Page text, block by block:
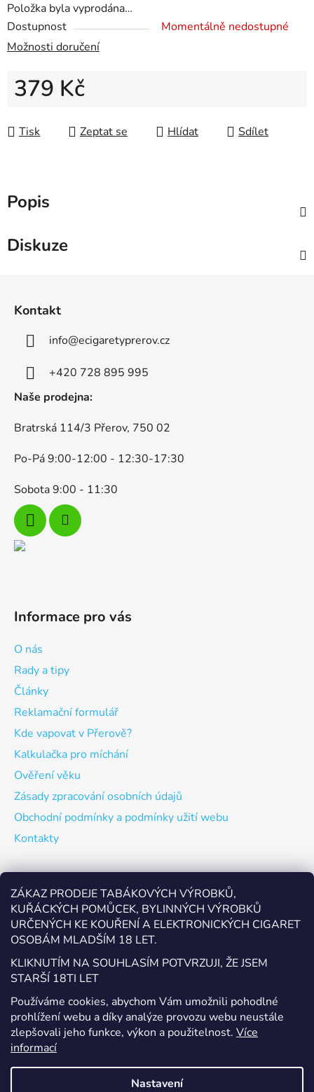
ZÁKAZ PRODEJE TABÁKOVÝCH VÝROBKŮ,
KUŘÁCKÝCH POMŮCEK, BYLINNÝCH VÝROBKŮ
URČENÝCH KE KOUŘENÍ A ELEKTRONICKÝCH CIGARET
OSOBÁM MLADŠÍM 18 LET.
KLIKNUTÍM NA SOUHLASÍM POTVRZUJI, ŽE JSEM
STARŠÍ 18TI LET
Používáme cookies, abychom Vám umožnili pohodlné
prohlížení webu a díky analýze provozu webu neustále
zlepšovali jeho funkce, výkon a použitelnost. Více
informací
Nastavení
Položka byla vyprodána…
Dostupnost
Momentálně nedostupné
Možnosti doručení
379 Kč
Tisk
Zeptat se Hlídat Sdílet
Popis
Diskuze
Kontakt
info@ecigaretyprerov.cz
+420 728 895 995
Naše prodejna:
Bratrská 114/3 Přerov, 750 02
Po-Pá 9:00-12:00 - 12:30-17:30
Sobota 9:00 - 11:30
Informace pro vás
O nás
Rady a tipy
Články
Reklamační formulář
Kde vapovat v Přerově?
Kalkulačka pro míchání
Ověření věku
Zásady zpracování osobních údajů
Obchodní podmínky a podmínky užití webu
Kontakty
Odebírat newsletter
Vložte svůj e-mail a my vám budeme zasílat informace o
nových produktech na našem e-shopu.
E-mail
Vložením e-mailu souhlasíte s
podmínkami ochrany
osobních údajů
PŘIHLÁSIT SE